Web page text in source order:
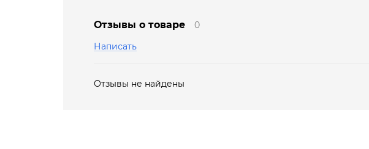
Отзывы о товаре
0
Написать
Отзывы не найдены